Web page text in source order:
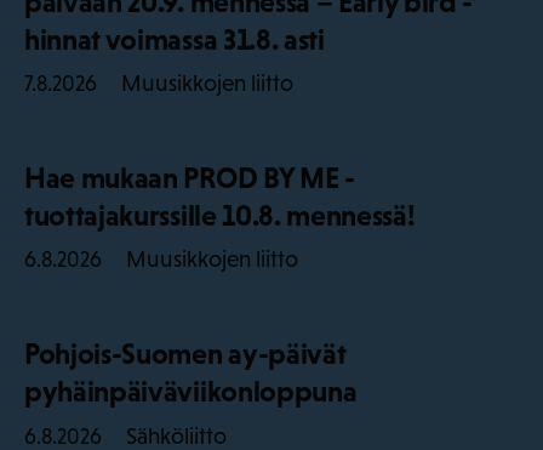
hinnat voimassa 31.8. asti
7.8.2026 Muusikkojen liitto
Hae mukaan PROD BY ME -
tuottajakurssille 10.8. mennessä!
6.8.2026 Muusikkojen liitto
Pohjois-Suomen ay-päivät
pyhäinpäiväviikonloppuna
6.8.2026 Sähköliitto